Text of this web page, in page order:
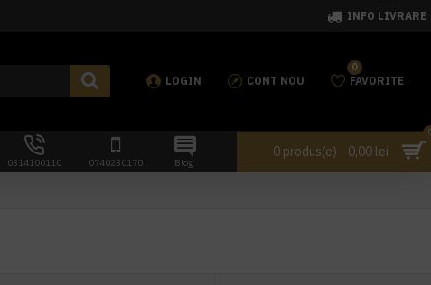
INFO LIVRARE
LOGIN CONT NOU FAVORITE
0
0314100110 0740230170 Blog
0 produs(e) - 0,00 lei